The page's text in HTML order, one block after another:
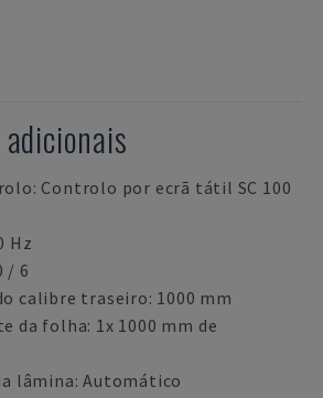
Controlo por ecrã tátil SC 100
Hz
/ 6
calibre traseiro: 1000 mm
da folha: 1x 1000 mm de
lâmina: Automático